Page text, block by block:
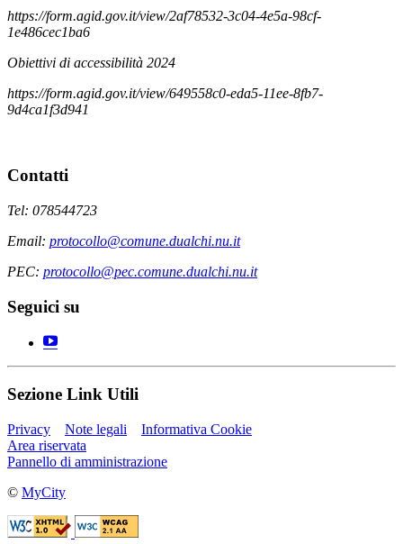
https://form.agid.gov.it/view/2af78532-3c04-4e5a-98cf-
1e486cec1ba6
Obiettivi di accessibilità 2024
https://form.agid.gov.it/view/649558c0-eda5-11ee-8fb7-
9d4ca1f3d941
Contatti
Tel: 078544723
Email: protocollo@comune.dualchi.nu.it
PEC: protocollo@pec.comune.dualchi.nu.it
Seguici su
Sezione Link Utili
Privacy Note legali
Informativa Cookie
Area riservata
Pannello di amministrazione
© MyCity